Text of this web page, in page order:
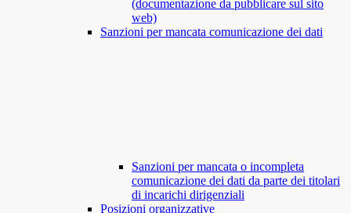
(documentazione da pubblicare sul sito
web)
Sanzioni per mancata comunicazione dei dati
Sanzioni per mancata o incompleta
comunicazione dei dati da parte dei titolari
di incarichi dirigenziali
Posizioni organizzative